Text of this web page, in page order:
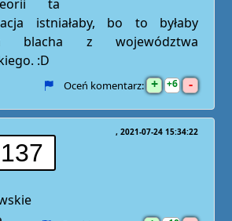
ta
istniałaby, bo to byłaby
blacha z województwa
:D
Oceń komentarz: + 6 -
2021-07-24 15:34:22